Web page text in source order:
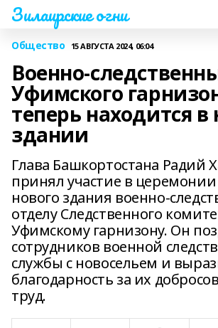
Зилаирские огни
Общество 15 АВГУСТА 2024, 06:04
Военно-
Уфимского
теперь находится в
здании
Глава Башкортостана Радий
принял участие в
нового здания военно-
отделу Следственного
Уфимскому гарнизону. Он
сотрудников военной
службы с новосельем и
благодарность за их
труд.